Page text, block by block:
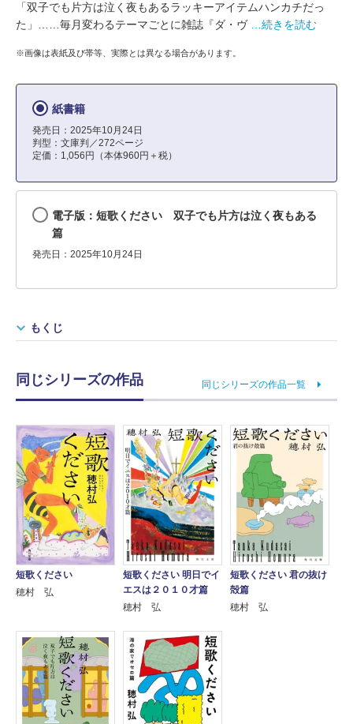
「双子でも片方は泣く夜もあるラッキーアイテムハンカチだっ
た」……毎月変わるテーマごとに雑誌『ダ・ヴ
…続きを読む
※画像は表紙及び帯等、実際とは異なる場合があります。
紙書籍
発売日：2025年10月24日
判型：文庫判／272ページ
定価：1,056円（本体960円＋税）
電子版：短歌ください 双子でも片方は泣く夜もある
篇
発売日：2025年10月24日
もくじ
同じシリーズの作品 同じシリーズの作品一覧
短歌ください
穂村 弘
短歌ください 明日でイ
エスは２０１０才篇
穂村 弘
短歌ください 君の抜け
殻篇
穂村 弘